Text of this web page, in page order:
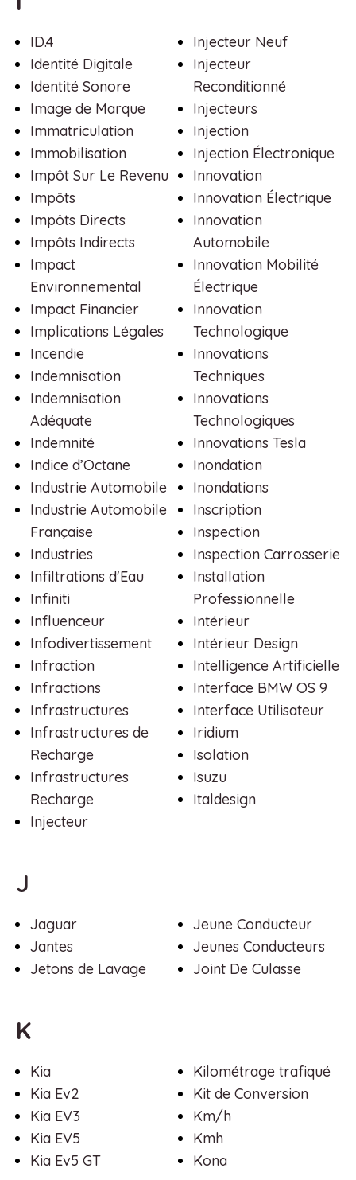
ID.4
Identité Digitale
Identité Sonore
Image de Marque
Immatriculation
Immobilisation
Impôt Sur Le Revenu
Impôts
Impôts Directs
Impôts Indirects
Impact
Environnemental
Impact Financier
Implications Légales
Incendie
Indemnisation
Indemnisation
Adéquate
Indemnité
Indice d’Octane
Industrie Automobile
Industrie Automobile
Française
Industries
Infiltrations d'Eau
Infiniti
Influenceur
Infodivertissement
Infraction
Infractions
Infrastructures
Infrastructures de
Recharge
Infrastructures
Recharge
Injecteur
Injecteur Neuf
Injecteur
Reconditionné
Injecteurs
Injection
Injection Électronique
Innovation
Innovation Électrique
Innovation
Automobile
Innovation Mobilité
Électrique
Innovation
Technologique
Innovations
Techniques
Innovations
Technologiques
Innovations Tesla
Inondation
Inondations
Inscription
Inspection
Inspection Carrosserie
Installation
Professionnelle
Intérieur
Intérieur Design
Intelligence Artificielle
Interface BMW OS 9
Interface Utilisateur
Iridium
Isolation
Isuzu
Italdesign
J
Jaguar
Jantes
Jetons de Lavage
Jeune Conducteur
Jeunes Conducteurs
Joint De Culasse
K
Kia
Kia Ev2
Kia EV3
Kia EV5
Kia Ev5 GT
Kilométrage trafiqué
Kit de Conversion
Km/h
Kmh
Kona